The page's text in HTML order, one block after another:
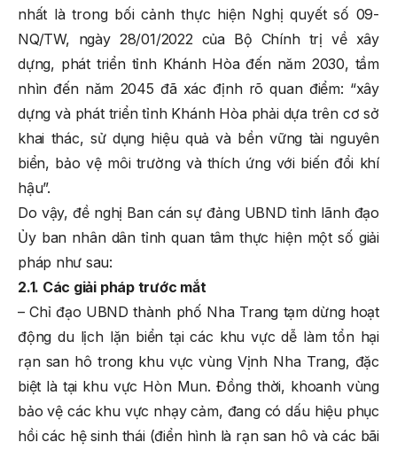
nhất là trong bối cảnh thực hiện Nghị quyết số 09-
NQ/TW, ngày 28/01/2022 của Bộ Chính trị về xây
dựng, phát triển tỉnh Khánh Hòa đến năm 2030, tầm
nhìn đến năm 2045 đã xác định rõ quan điểm: “xây
dựng và phát triển tỉnh Khánh Hòa phải dựa trên cơ sở
khai thác, sử dụng hiệu quả và bền vững tài nguyên
biển, bảo vệ môi trường và thích ứng với biến đổi khí
hậu”.
Do vậy, đề nghị Ban cán sự đảng UBND tỉnh lãnh đạo
Ủy ban nhân dân tỉnh quan tâm thực hiện một số giải
pháp như sau:
2.1. Các giải pháp trước mắt
– Chỉ đạo UBND thành phố Nha Trang tạm dừng hoạt
động du lịch lặn biển tại các khu vực dễ làm tổn hại
rạn san hô trong khu vực vùng Vịnh Nha Trang, đặc
biệt là tại khu vực Hòn Mun. Đồng thời, khoanh vùng
bảo vệ các khu vực nhạy cảm, đang có dấu hiệu phục
hồi các hệ sinh thái (điển hình là rạn san hô và các bãi